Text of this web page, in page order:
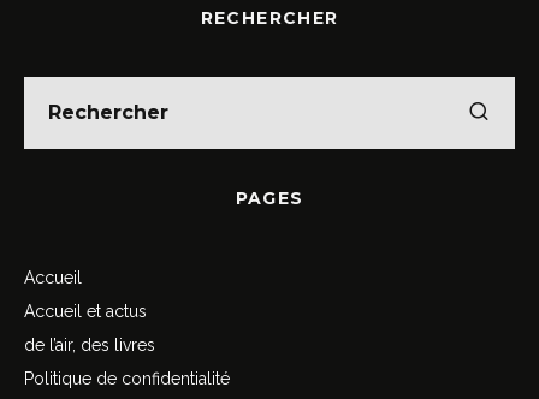
RECHERCHER
PAGES
Accueil
Accueil et actus
de l’air, des livres
Politique de confidentialité